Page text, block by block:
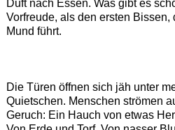
Duft nach Essen. Was gibt es
Vorfreude, als den ersten Bissen,
Mund führt.
Die Türen öffnen sich jäh unter
Quietschen. Menschen strömen
Geruch: Ein Hauch von etwas